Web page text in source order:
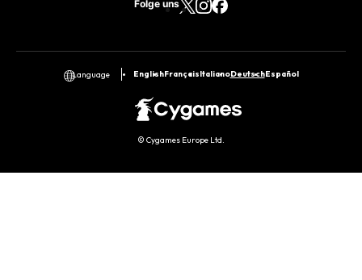
Folge uns
Language EnglishFrançaisItalianoDeutschEspañol
© Cygames Europe Ltd.